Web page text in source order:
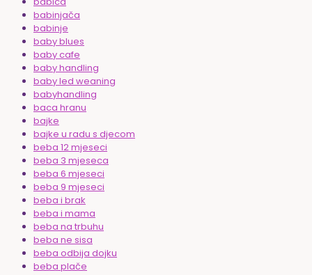
babinjača
babinje
baby blues
baby cafe
baby handling
baby led weaning
babyhandling
baca hranu
bajke
bajke u radu s djecom
beba 12 mjeseci
beba 3 mjeseca
beba 6 mjeseci
beba 9 mjeseci
beba i brak
beba i mama
beba na trbuhu
beba ne sisa
beba odbija dojku
beba plače